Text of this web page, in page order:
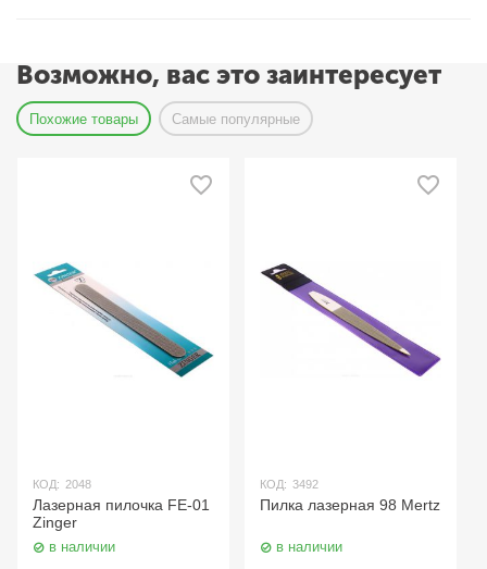
Возможно, вас это заинтересует
Похожие товары Самые популярные
КОД: 2048
Лазерная пилочка FE-01
Zinger
в наличии
КОД: 3492
Пилка лазерная 98 Mertz
в наличии